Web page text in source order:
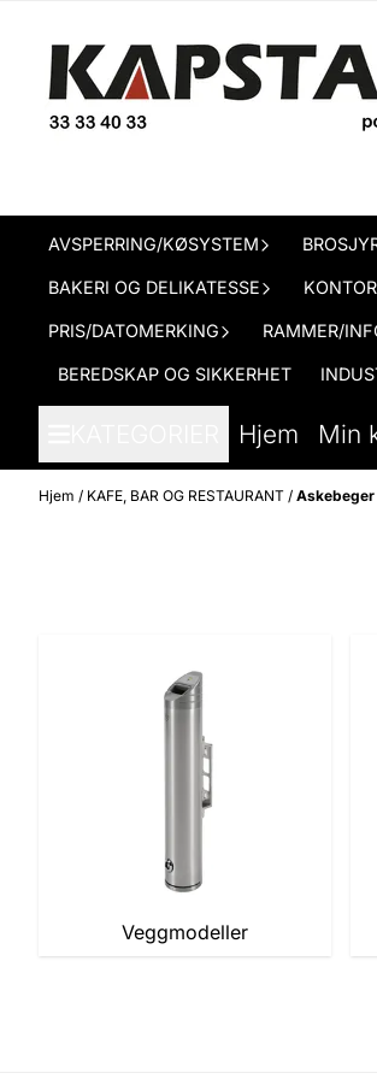
AVSPERRING/KØSYSTEM
BAKERI OG DELIKATESSE
PRIS/DATOMERKING RAMMER/
BEREDSKAP OG SIKKERHET
Hjem Min
Hjem / KAFE, BAR OG RESTAURANT / Askebeger
Veggmodeller